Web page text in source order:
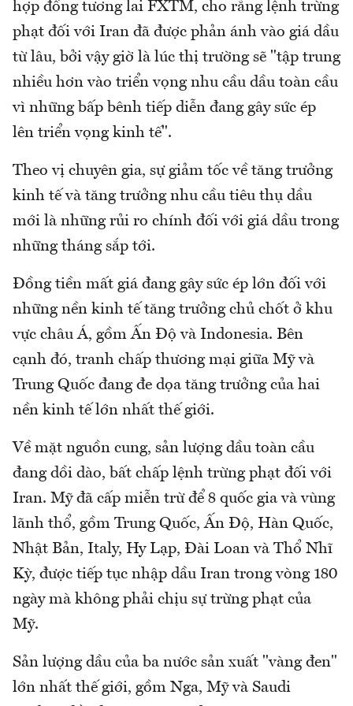
hợp đồng tương lai FXTM, cho rằng lệnh trừng
phạt đối với Iran đã được phản ánh vào giá dầu
từ lâu, bởi vậy giờ là lúc thị trường sẽ "tập trung
nhiều hơn vào triển vọng nhu cầu dầu toàn cầu
vì những bấp bênh tiếp diễn đang gây sức ép
lên triển vọng kinh tế".
Theo vị chuyên gia, sự giảm tốc về tăng trưởng
kinh tế và tăng trưởng nhu cầu tiêu thụ dầu
mới là những rủi ro chính đối với giá dầu trong
những tháng sắp tới.
Đồng tiền mất giá đang gây sức ép lớn đối với
những nền kinh tế tăng trưởng chủ chốt ở khu
vực châu Á, gồm Ấn Độ và Indonesia. Bên
cạnh đó, tranh chấp thương mại giữa Mỹ và
Trung Quốc đang đe dọa tăng trưởng của hai
nền kinh tế lớn nhất thế giới.
Về mặt nguồn cung, sản lượng dầu toàn cầu
đang dồi dào, bất chấp lệnh trừng phạt đối với
Iran. Mỹ đã cấp miễn trừ để 8 quốc gia và vùng
lãnh thổ, gồm Trung Quốc, Ấn Độ, Hàn Quốc,
Nhật Bản, Italy, Hy Lạp, Đài Loan và Thổ Nhĩ
Kỳ, được tiếp tục nhập dầu Iran trong vòng 180
ngày mà không phải chịu sự trừng phạt của
Mỹ.
Sản lượng dầu của ba nước sản xuất "vàng đen"
lớn nhất thế giới, gồm Nga, Mỹ và Saudi